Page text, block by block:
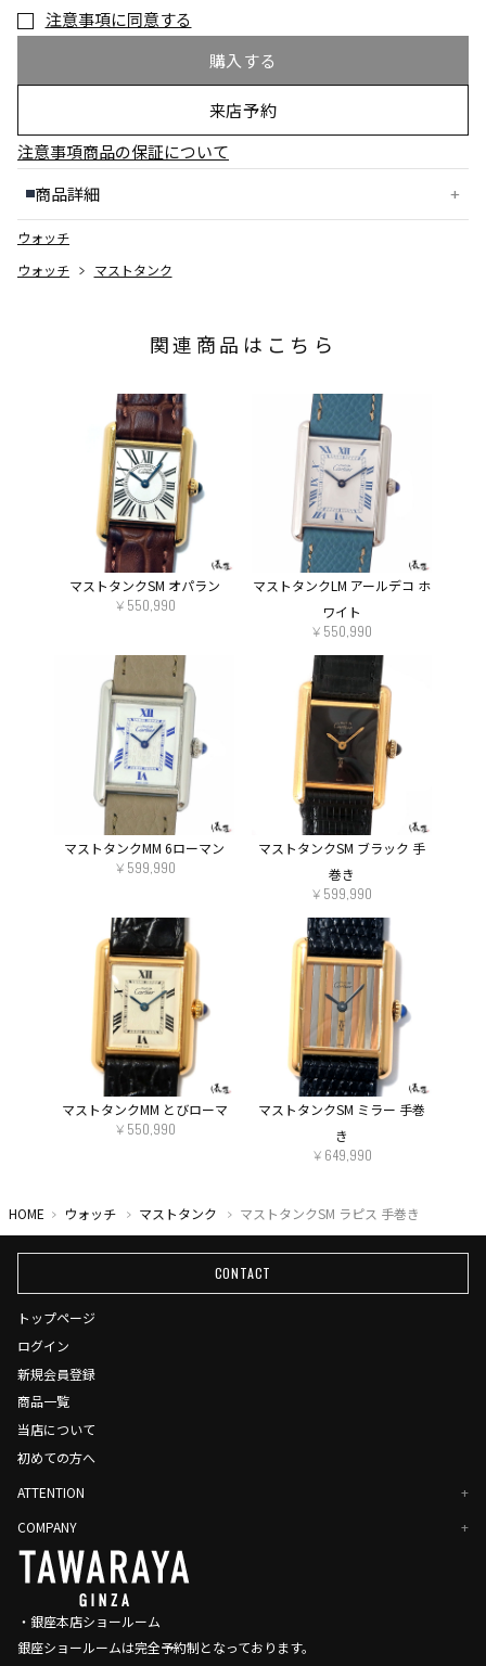
注意事項に同意する
購入する
来店予約
注意事項商品の保証について
商品詳細
SPECIAL NOTE
ITEM DETAILS
ウォッチ
ウォッチ
マストタンク
関連商品はこちら
マストタンクSM オパラン
￥550,990
マストタンクLM アールデコ ホ
ワイト
￥550,990
マストタンクMM 6ローマン
￥599,990
マストタンクSM ブラック 手
巻き
￥599,990
マストタンクMM とびローマ
￥550,990
マストタンクSM ミラー 手巻
き
￥649,990
HOME ウォッチ マストタンク マストタンクSM ラピス 手巻き
CONTACT
・銀座本店ショールーム
銀座ショールームは完全予約制となっております。
トップページ
ログイン
新規会員登録
商品一覧
当店について
初めての方へ
ATTENTION
COMPANY